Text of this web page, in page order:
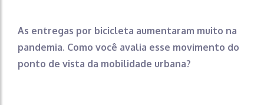
As entregas por bicicleta aumentaram muito na
pandemia. Como você avalia esse movimento do
ponto de vista da mobilidade urbana?